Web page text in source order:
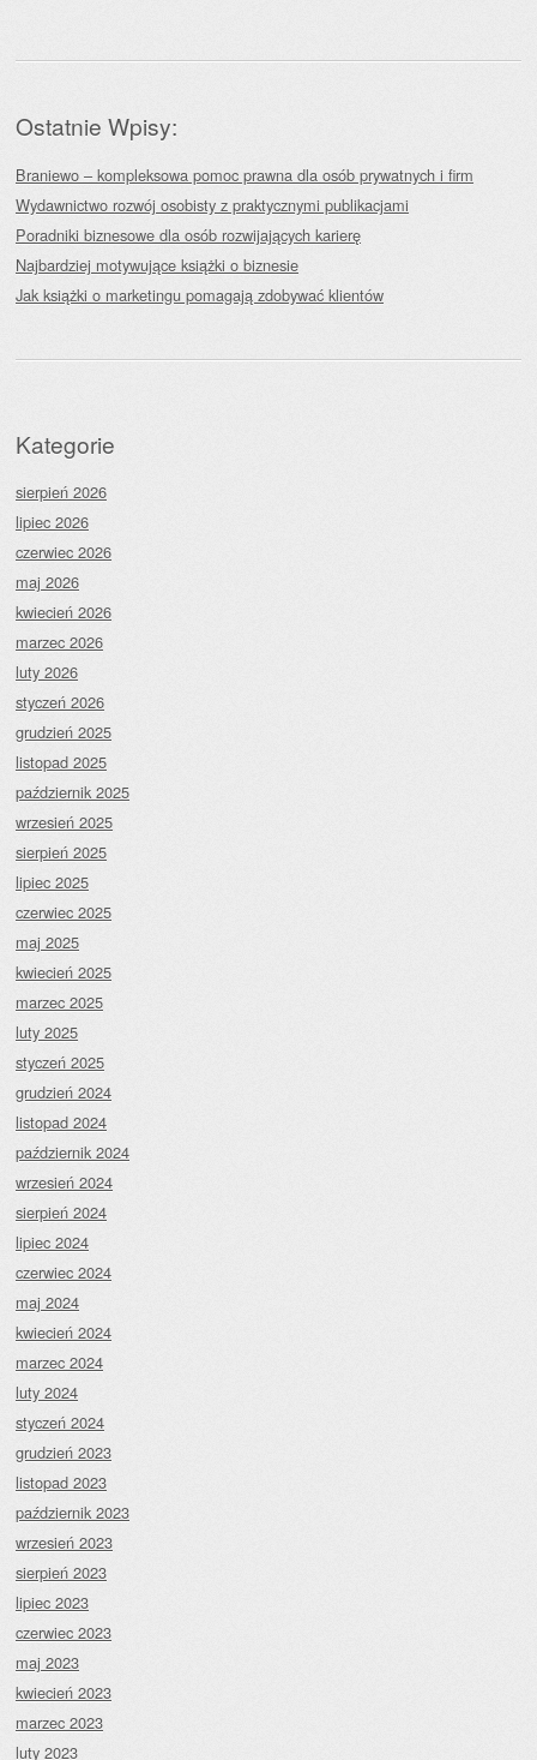
Ostatnie Wpisy:
Braniewo – kompleksowa pomoc prawna dla osób prywatnych i firm
Wydawnictwo rozwój osobisty z praktycznymi publikacjami
Poradniki biznesowe dla osób rozwijających karierę
Najbardziej motywujące książki o biznesie
Jak książki o marketingu pomagają zdobywać klientów
Kategorie
sierpień 2026
lipiec 2026
czerwiec 2026
maj 2026
kwiecień 2026
marzec 2026
luty 2026
styczeń 2026
grudzień 2025
listopad 2025
październik 2025
wrzesień 2025
sierpień 2025
lipiec 2025
czerwiec 2025
maj 2025
kwiecień 2025
marzec 2025
luty 2025
styczeń 2025
grudzień 2024
listopad 2024
październik 2024
wrzesień 2024
sierpień 2024
lipiec 2024
czerwiec 2024
maj 2024
kwiecień 2024
marzec 2024
luty 2024
styczeń 2024
grudzień 2023
listopad 2023
październik 2023
wrzesień 2023
sierpień 2023
lipiec 2023
czerwiec 2023
maj 2023
kwiecień 2023
marzec 2023
luty 2023